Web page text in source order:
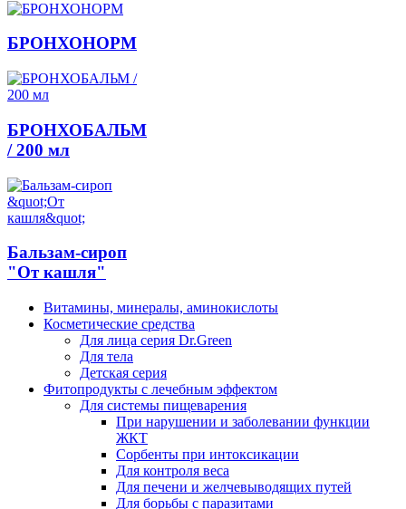
БРОНХОНОРМ
БРОНХОБАЛЬМ
/ 200 мл
Бальзам-сироп
"От кашля"
Витамины, минералы, аминокислоты
Косметические средства
Для лица серия Dr.Green
Для тела
Детская серия
Фитопродукты с лечебным эффектом
Для системы пищеварения
При нарушении и заболевании функции
ЖКТ
Сорбенты при интоксикации
Для контроля веса
Для печени и желчевыводящих путей
Для борьбы с паразитами